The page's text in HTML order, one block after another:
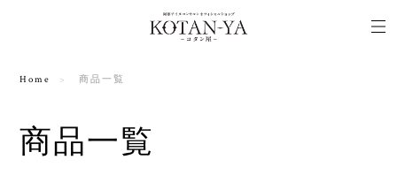
Home 商品一覧
商品一覧